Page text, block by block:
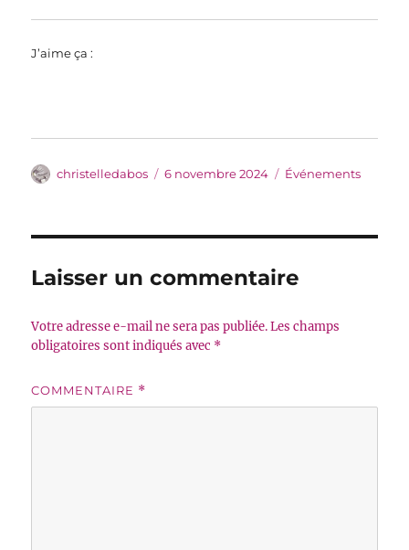
J’aime ça :
Auteur
christelledabos
Publié
6 novembre 2024 Catégories
Événements
Laisser un commentaire
Votre adresse e-mail ne sera pas publiée. Les champs
obligatoires sont indiqués avec *
COMMENTAIRE *